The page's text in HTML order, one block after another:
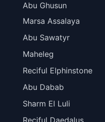
Abu Ghusun
Marsa Assalaya
Abu Sawatyr
Maheleg
Reciful Elphinstone
Abu Dabab
Sharm El Luli
Reciful Daedalus